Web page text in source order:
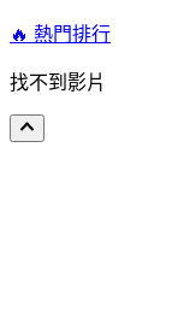
🔥 熱門排行
找不到影片